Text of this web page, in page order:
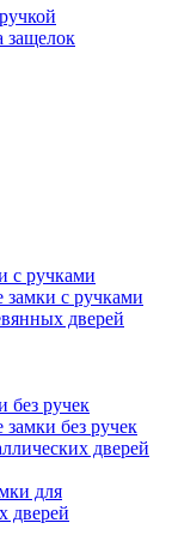
защелок
с ручками
замки с ручками
дверей
без ручек
без ручек
дверей
для
дверей